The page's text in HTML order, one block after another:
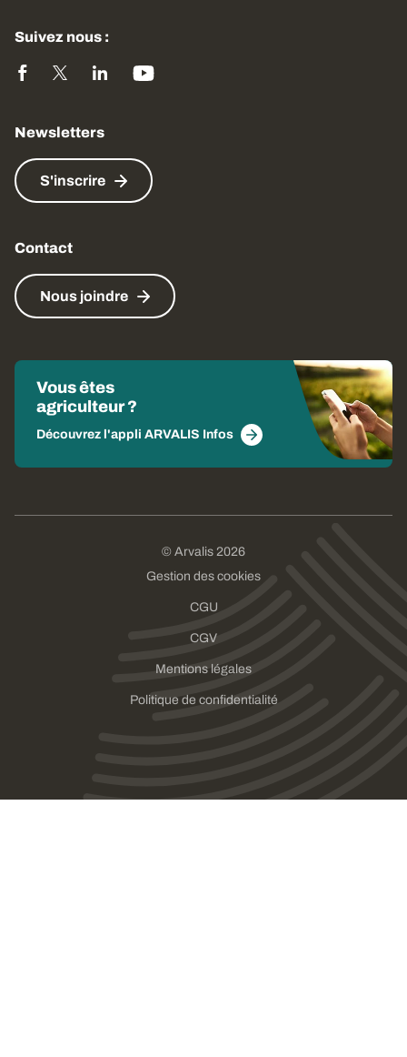
Suivez nous :
Newsletters
S'inscrire
Contact
Nous joindre
Vous êtes
agriculteur ?
Découvrez l'appli ARVALIS Infos
© Arvalis 2026
Gestion des cookies
CGU
CGV
Mentions légales
Politique de confidentialité